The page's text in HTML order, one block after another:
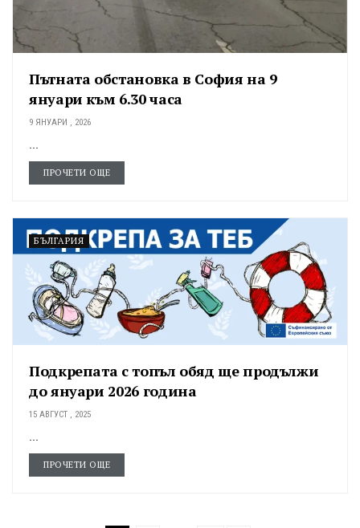
Пътната обстановка в София на 9
януари към 6.30 часа
9 ЯНУАРИ , 2026
ПРОЧЕТИ ОЩЕ
БЪЛГАРИЯ
Подкрепата с топъл обяд ще продължи
до януари 2026 година
15 АВГУСТ , 2025
...
ПРОЧЕТИ ОЩЕ